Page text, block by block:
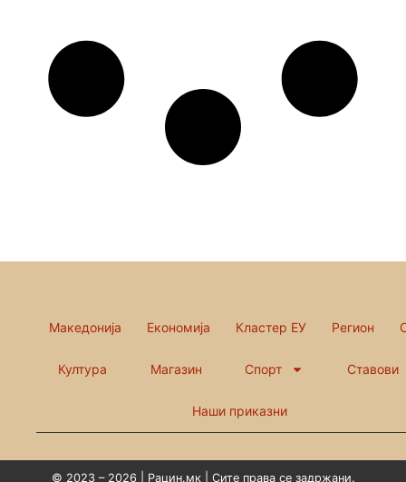
Македонија Економија Кластер ЕУ Регион
Култура Магазин Спорт Ставови
Наши приказни
© 2023 – 2026 | Рацин.мк | Сите права се задржани.